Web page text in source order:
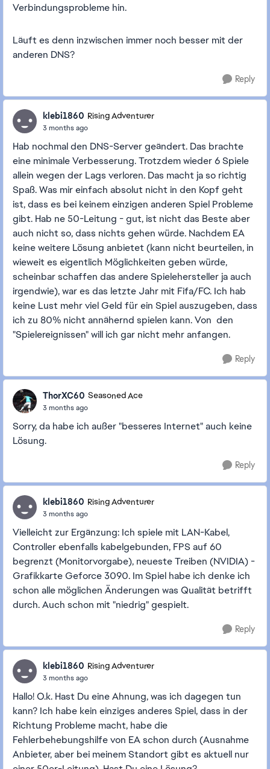
Verbindungsprobleme hin.
Läuft es denn inzwischen immer noch besser mit der
anderen DNS?
Reply
klebi1860 Rising Adventurer
3 months ago
Hab nochmal den DNS-Server geändert. Das brachte
eine minimale Verbesserung. Trotzdem wieder 6 Spiele
allein wegen der Lags verloren. Das macht ja so richtig
Spaß. Was mir einfach absolut nicht in den Kopf geht
ist, dass es bei keinem einzigen anderen Spiel Probleme
gibt. Hab ne 50-Leitung - gut, ist nicht das Beste aber
auch nicht so, dass nichts gehen würde. Nachdem EA
keine weitere Lösung anbietet (kann nicht beurteilen, in
wieweit es eigentlich Möglichkeiten geben würde,
scheinbar schaffen das andere Spielehersteller ja auch
irgendwie), war es das letzte Jahr mit Fifa/FC. Ich hab
keine Lust mehr viel Geld für ein Spiel auszugeben, dass
ich zu 80% nicht annähernd spielen kann. Von den
"Spielereignissen" will ich gar nicht mehr anfangen.
Reply
ThorXC60 Seasoned Ace
3 months ago
Sorry, da habe ich außer "besseres Internet" auch keine
Lösung.
Reply
klebi1860 Rising Adventurer
3 months ago
Vielleicht zur Ergänzung: Ich spiele mit LAN-Kabel,
Controller ebenfalls kabelgebunden, FPS auf 60
begrenzt (Monitorvorgabe), neueste Treiben (NVIDIA) -
Grafikkarte Geforce 3090. Im Spiel habe ich denke ich
schon alle möglichen Änderungen was Qualität betrifft
durch. Auch schon mit "niedrig" gespielt.
Reply
klebi1860 Rising Adventurer
3 months ago
Hallo! O.k. Hast Du eine Ahnung, was ich dagegen tun
kann? Ich habe kein einziges anderes Spiel, dass in der
Richtung Probleme macht, habe die
Fehlerbehebungshilfe von EA schon durch (Ausnahme
Anbieter, aber bei meinem Standort gibt es aktuell nur